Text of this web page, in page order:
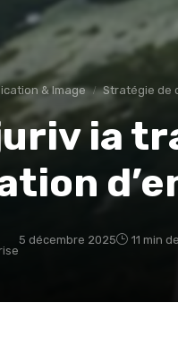
& Image Stratégie de
ia
5 décembre 2025 11 min